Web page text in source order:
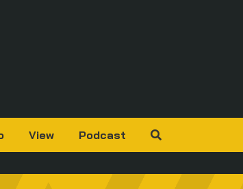
View Podcast